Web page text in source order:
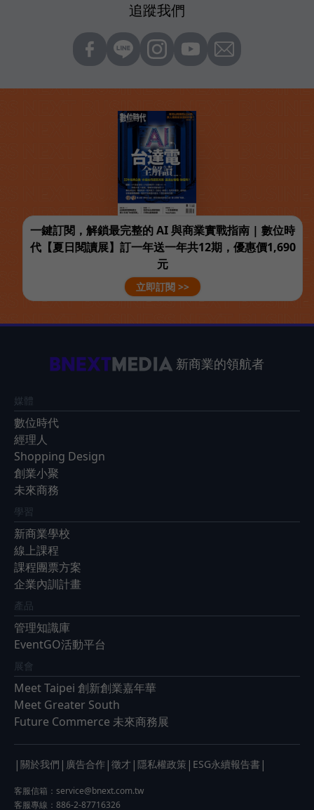
追蹤我們
一鍵訂閱，解鎖最完整的 AI 與商業實戰指南 | 數位時
代【夏日閱讀展】訂一年送一年共12期，優惠價1,690
元
立即訂閱 >>
新商業的領航者
媒體
數位時代
經理人
Shopping Design
創業小聚
未來商務
學習
新商業學校
線上課程
課程團票方案
企業內訓計畫
產品
管理知識庫
EventGO活動平台
展會
Meet Taipei 創新創業嘉年華
Meet Greater South
Future Commerce 未來商務展
| 關於我們 | 廣告合作 | 徵才 | 隱私權政策 | ESG永續報告書 |
客服信箱： service@bnext.com.tw
客服專線：886-2-87716326